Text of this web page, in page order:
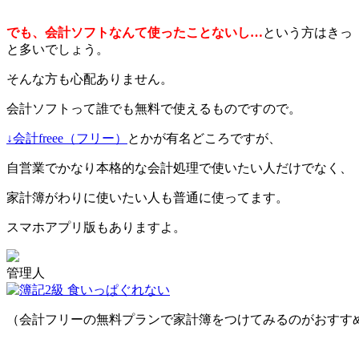
でも、会計ソフトなんて使ったことないし…という方はきっ
と多いでしょう。
そんな方も心配ありません。
会計ソフトって誰でも無料で使えるものですので。
↓会計freee（フリー） とかが有名どころですが、
自営業でかなり本格的な会計処理で使いたい人だけでなく、
家計簿がわりに使いたい人も普通に使ってます。
スマホアプリ版もありますよ。
管理人
（会計フリーの無料プランで家計簿をつけてみるのがおすす